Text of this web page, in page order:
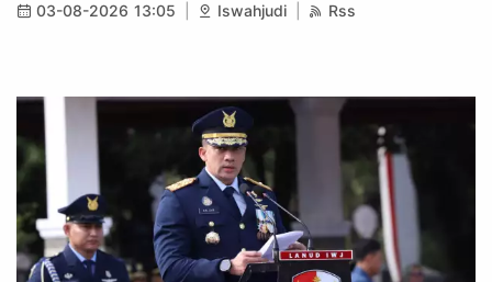
03-08-2026 13:05 Iswahjudi Rss